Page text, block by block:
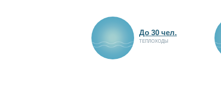
До 30 чел.
ТЕПЛОХОДЫ